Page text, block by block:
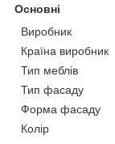
Основні
Виробник
Країна виробник
Тип меблів
Тип фасаду
Форма фасаду
Колір